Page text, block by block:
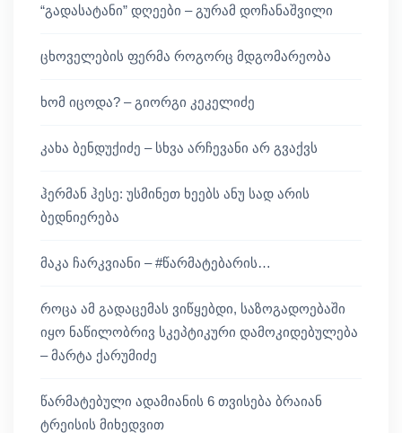
“გადასატანი” დღეები – გურამ დოჩანაშვილი
ცხოველების ფერმა როგორც მდგომარეობა
ხომ იცოდა? – გიორგი კეკელიძე
კახა ბენდუქიძე – სხვა არჩევანი არ გვაქვს
ჰერმან ჰესე: უსმინეთ ხეებს ანუ სად არის
ბედნიერება
მაკა ჩარკვიანი – #წარმატებარის…
როცა ამ გადაცემას ვიწყებდი, საზოგადოებაში
იყო ნაწილობრივ სკეპტიკური დამოკიდებულება
– მარტა ქარუმიძე
წარმატებული ადამიანის 6 თვისება ბრაიან
ტრეისის მიხედვით